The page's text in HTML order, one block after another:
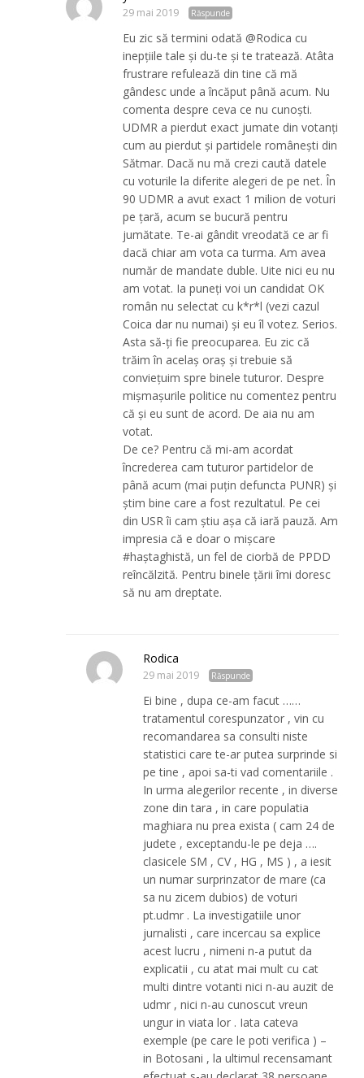
29 mai 2019 Răspunde
Eu zic să termini odată @Rodica cu
inepțiile tale și du-te și te tratează. Atâta
frustrare refulează din tine că mă
gândesc unde a încăput până acum. Nu
comenta despre ceva ce nu cunoști.
UDMR a pierdut exact jumate din votanți
cum au pierdut și partidele românești din
Sătmar. Dacă nu mă crezi caută datele
cu voturile la diferite alegeri de pe net. În
90 UDMR a avut exact 1 milion de voturi
pe țară, acum se bucură pentru
jumătate. Te-ai gândit vreodată ce ar fi
dacă chiar am vota ca turma. Am avea
număr de mandate duble. Uite nici eu nu
am votat. Ia puneți voi un candidat OK
român nu selectat cu k*r*l (vezi cazul
Coica dar nu numai) și eu îl votez. Serios.
Asta să-ți fie preocuparea. Eu zic că
trăim în acelaș oraș și trebuie să
conviețuim spre binele tuturor. Despre
mișmașurile politice nu comentez pentru
că și eu sunt de acord. De aia nu am
votat.
De ce? Pentru că mi-am acordat
încrederea cam tuturor partidelor de
până acum (mai puțin defuncta PUNR) și
știm bine care a fost rezultatul. Pe cei
din USR îi cam știu așa că iară pauză. Am
impresia că e doar o mișcare
#haștaghistă, un fel de ciorbă de PPDD
reîncălzită. Pentru binele țării îmi doresc
să nu am dreptate.
Rodica
29 mai 2019 Răspunde
Ei bine , dupa ce-am facut ……
tratamentul corespunzator , vin cu
recomandarea sa consulti niste
statistici care te-ar putea surprinde si
pe tine , apoi sa-ti vad comentariile .
In urma alegerilor recente , in diverse
zone din tara , in care populatia
maghiara nu prea exista ( cam 24 de
judete , exceptandu-le pe deja ….
clasicele SM , CV , HG , MS ) , a iesit
un numar surprinzator de mare (ca
sa nu zicem dubios) de voturi
pt.udmr . La investigatiile unor
jurnalisti , care incercau sa explice
acest lucru , nimeni n-a putut da
explicatii , cu atat mai mult cu cat
multi dintre votanti nici n-au auzit de
udmr , nici n-au cunoscut vreun
ungur in viata lor . Iata cateva
exemple (pe care le poti verifica ) –
in Botosani , la ultimul recensamant